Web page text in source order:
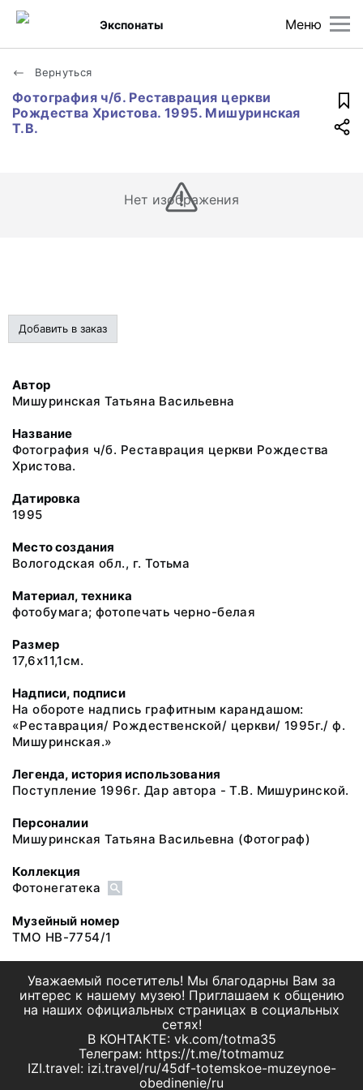
Меню
Экспонаты
Вернуться
Фотография ч/б. Реставрация церкви
Рождества Христова. 1995. Мишуринская
Т.В.
Нет изображения
Добавить в заказ
Автор
Мишуринская Татьяна Васильевна
Название
Фотография ч/б. Реставрация церкви Рождества
Христова.
Датировка
1995
Место создания
Вологодская обл., г. Тотьма
Материал, техника
фотобумага; фотопечать черно-белая
Размер
17,6х11,1см.
Надписи, подписи
На обороте надпись графитным карандашом:
«Реставрация/ Рождественской/ церкви/ 1995г./ ф.
Мишуринская.»
Легенда, история использования
Поступление 1996г. Дар автора - Т.В. Мишуринской.
Персоналии
Мишуринская Татьяна Васильевна (Фотограф)
Коллекция
Фотонегатека
Музейный номер
ТМО НВ-7754/1
Уважаемый посетитель! Мы благодарны Вам за
интерес к нашему музею! Приглашаем к общению
на наших официальных страницах в социальных
сетях!
В КОНТАКТЕ: vk.com/totma35
Телеграм: https://t.me/totmamuz
IZI.travel: izi.travel/ru/45df-totemskoe-muzeynoe-
obedinenie/ru